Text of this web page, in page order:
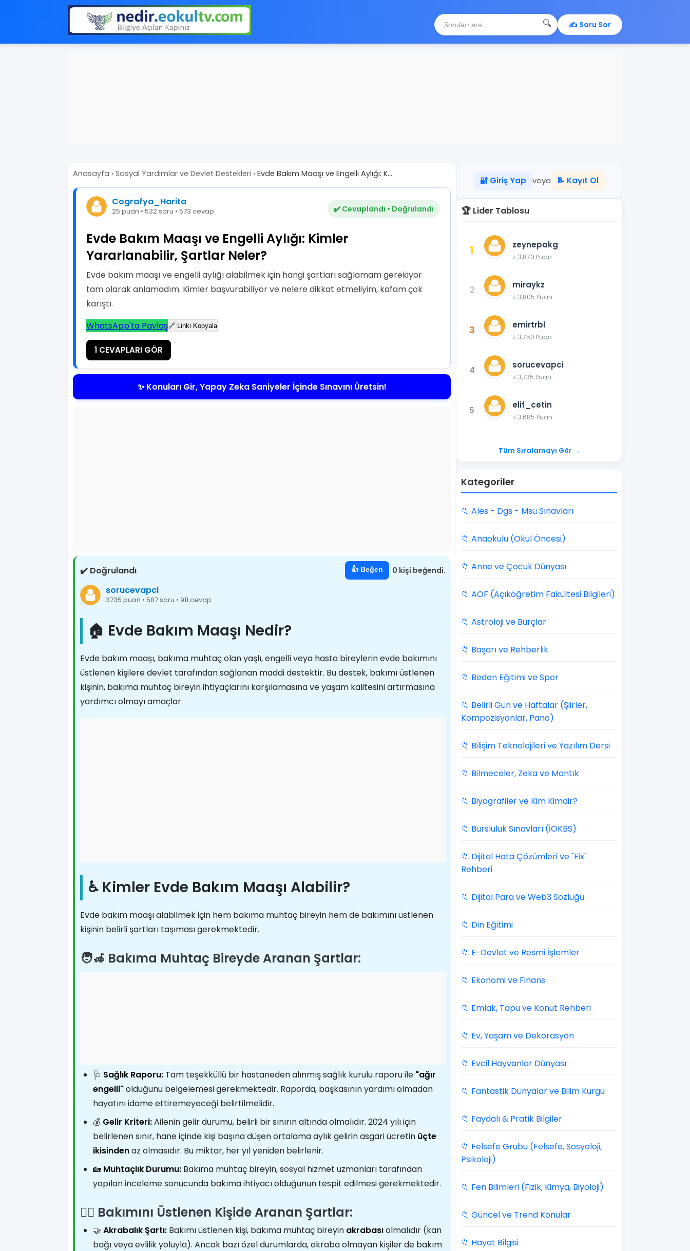
🔍 ✍️ Soru Sor
Anasayfa › Sosyal Yardımlar ve Devlet Destekleri › Evde Bakım Maaşı ve Engelli Aylığı: K...
Cografya_Harita
25 puan • 532 soru • 573 cevap ✔️ Cevaplandı • Doğrulandı
Evde Bakım Maaşı ve Engelli Aylığı: Kimler
Yararlanabilir, Şartlar Neler?
Evde bakım maaşı ve engelli aylığı alabilmek için hangi şartları sağlamam gerekiyor
tam olarak anlamadım. Kimler başvurabiliyor ve nelere dikkat etmeliyim, kafam çok
karıştı.
WhatsApp'ta Paylaş🔗 Linki Kopyala
1 CEVAPLARI GÖR
✨ Konuları Gir, Yapay Zeka Saniyeler İçinde Sınavını Üretsin!
✔️ Doğrulandı 👍 Beğen 0 kişi beğendi.
sorucevapci
3735 puan • 587 soru • 911 cevap
🏠 Evde Bakım Maaşı Nedir?
Evde bakım maaşı, bakıma muhtaç olan yaşlı, engelli veya hasta bireylerin evde bakımını
üstlenen kişilere devlet tarafından sağlanan maddi destektir. Bu destek, bakımı üstlenen
kişinin, bakıma muhtaç bireyin ihtiyaçlarını karşılamasına ve yaşam kalitesini artırmasına
yardımcı olmayı amaçlar.
♿ Kimler Evde Bakım Maaşı Alabilir?
Evde bakım maaşı alabilmek için hem bakıma muhtaç bireyin hem de bakımını üstlenen
kişinin belirli şartları taşıması gerekmektedir.
🧑‍🦽 Bakıma Muhtaç Bireyde Aranan Şartlar:
🩺 Sağlık Raporu: Tam teşekküllü bir hastaneden alınmış sağlık kurulu raporu ile "ağır
engelli"olduğunu belgelemesi gerekmektedir. Raporda, başkasının yardımı olmadan
hayatını idame ettiremeyeceği belirtilmelidir.
💰 Gelir Kriteri:Ailenin gelir durumu, belirli bir sınırın altında olmalıdır. 2024 yılı için
belirlenen sınır, hane içinde kişi başına düşen ortalama aylık gelirin asgari ücretin üçte
ikisindenaz olmasıdır. Bu miktar, her yıl yeniden belirlenir.
🏡 Muhtaçlık Durumu: Bakıma muhtaç bireyin, sosyal hizmet uzmanları tarafından
yapılan inceleme sonucunda bakıma ihtiyacı olduğunun tespit edilmesi gerekmektedir.
👩‍⚕️ Bakımını Üstlenen Kişide Aranan Şartlar:
🤝 Akrabalık Şartı: Bakımı üstlenen kişi, bakıma muhtaç bireyin akrabasıolmalıdır (kan
bağı veya evlilik yoluyla). Ancak bazı özel durumlarda, akraba olmayan kişiler de bakım
🔐 Giriş Yap veya 📝 Kayıt Ol
🏆 Lider Tablosu
1 zeynepakg
⭐ 3,870 Puan
2 miraykz
⭐ 3,805 Puan
3 emirtrbl
⭐ 3,750 Puan
4 sorucevapci
⭐ 3,735 Puan
5 elif_cetin
⭐ 3,685 Puan
Tüm Sıralamayı Gör →
Kategoriler
📁 Ales - Dgs - Msü Sınavları
📁 Anaokulu (Okul Öncesi)
📁 Anne ve Çocuk Dünyası
📁 AÖF (Açıköğretim Fakültesi Bilgileri)
📁 Astroloji ve Burçlar
📁 Başarı ve Rehberlik
📁 Beden Eğitimi ve Spor
📁 Belirli Gün ve Haftalar (Şiirler,
Kompozisyonlar, Pano)
📁 Bilişim Teknolojileri ve Yazılım Dersi
📁 Bilmeceler, Zeka ve Mantık
📁 Biyografiler ve Kim Kimdir?
📁 Bursluluk Sınavları (İOKBS)
📁 Dijital Hata Çözümleri ve "Fix"
Rehberi
📁 Dijital Para ve Web3 Sözlüğü
📁 Din Eğitimi
📁 E-Devlet ve Resmi İşlemler
📁 Ekonomi ve Finans
📁 Emlak, Tapu ve Konut Rehberi
📁 Ev, Yaşam ve Dekorasyon
📁 Evcil Hayvanlar Dünyası
📁 Fantastik Dünyalar ve Bilim Kurgu
📁 Faydalı & Pratik Bilgiler
📁 Felsefe Grubu (Felsefe, Sosyoloji,
Psikoloji)
📁 Fen Bilimleri (Fizik, Kimya, Biyoloji)
📁 Güncel ve Trend Konular
📁 Hayat Bilgisi